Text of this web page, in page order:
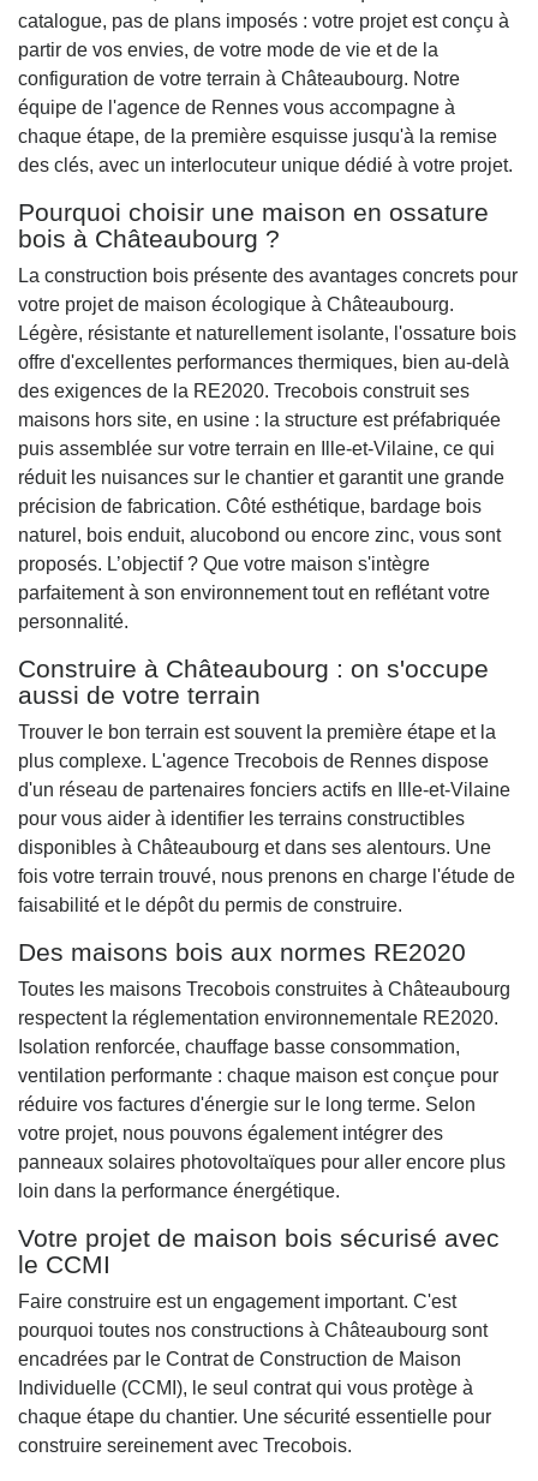
catalogue, pas de plans imposés : votre projet est conçu à
partir de vos envies, de votre mode de vie et de la
configuration de votre terrain à Châteaubourg. Notre
équipe de l'agence de Rennes vous accompagne à
chaque étape, de la première esquisse jusqu'à la remise
des clés, avec un interlocuteur unique dédié à votre projet.
Pourquoi choisir une maison en ossature
bois à Châteaubourg ?
La construction bois présente des avantages concrets pour
votre projet de maison écologique à Châteaubourg.
Légère, résistante et naturellement isolante, l'ossature bois
offre d'excellentes performances thermiques, bien au-delà
des exigences de la RE2020. Trecobois construit ses
maisons hors site, en usine : la structure est préfabriquée
puis assemblée sur votre terrain en Ille-et-Vilaine, ce qui
réduit les nuisances sur le chantier et garantit une grande
précision de fabrication. Côté esthétique, bardage bois
naturel, bois enduit, alucobond ou encore zinc, vous sont
proposés. L’objectif ? Que votre maison s'intègre
parfaitement à son environnement tout en reflétant votre
personnalité.
Construire à Châteaubourg : on s'occupe
aussi de votre terrain
Trouver le bon terrain est souvent la première étape et la
plus complexe. L'agence Trecobois de Rennes dispose
d'un réseau de partenaires fonciers actifs en Ille-et-Vilaine
pour vous aider à identifier les terrains constructibles
disponibles à Châteaubourg et dans ses alentours. Une
fois votre terrain trouvé, nous prenons en charge l'étude de
faisabilité et le dépôt du permis de construire.
Des maisons bois aux normes RE2020
Toutes les maisons Trecobois construites à Châteaubourg
respectent la réglementation environnementale RE2020.
Isolation renforcée, chauffage basse consommation,
ventilation performante : chaque maison est conçue pour
réduire vos factures d'énergie sur le long terme. Selon
votre projet, nous pouvons également intégrer des
panneaux solaires photovoltaïques pour aller encore plus
loin dans la performance énergétique.
Votre projet de maison bois sécurisé avec
le CCMI
Faire construire est un engagement important. C'est
pourquoi toutes nos constructions à Châteaubourg sont
encadrées par le Contrat de Construction de Maison
Individuelle (CCMI), le seul contrat qui vous protège à
chaque étape du chantier. Une sécurité essentielle pour
construire sereinement avec Trecobois.